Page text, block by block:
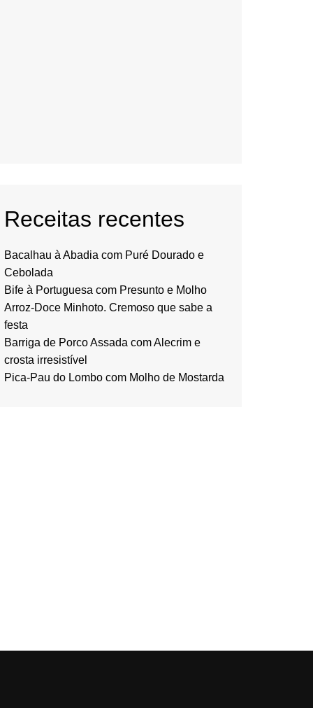
Receitas recentes
Bacalhau à Abadia com Puré Dourado e
Cebolada
Bife à Portuguesa com Presunto e Molho
Arroz-Doce Minhoto. Cremoso que sabe a
festa
Barriga de Porco Assada com Alecrim e
crosta irresistível
Pica-Pau do Lombo com Molho de Mostarda